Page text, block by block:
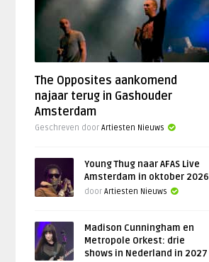
The Opposites aankomend
najaar terug in Gashouder
Amsterdam
Geschreven doorArtiesten Nieuws
Young Thug naar AFAS Live
Amsterdam in oktober 2026
doorArtiesten Nieuws
Madison Cunningham en
Metropole Orkest: drie
shows in Nederland in 2027